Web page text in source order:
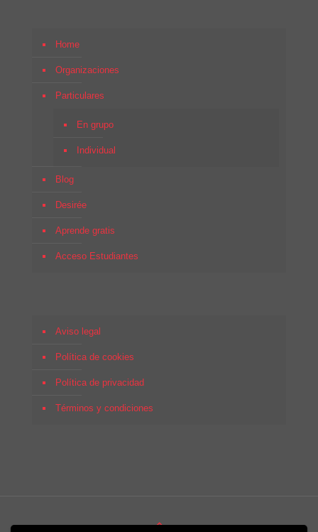
Home
Organizaciones
Particulares
En grupo
Individual
Blog
Desirée
Aprende gratis
Acceso Estudiantes
Aviso legal
Política de cookies
Política de privacidad
Términos y condiciones